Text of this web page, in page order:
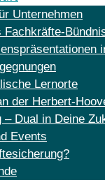
Unternehmen
Fachkräfte-
Lernorte
der Herbert-
– Dual in Deine
Events